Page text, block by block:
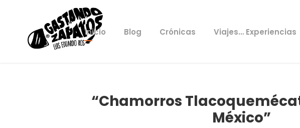
Inicio Blog Crónicas Viajes… Experiencias
“Chamorros
México”